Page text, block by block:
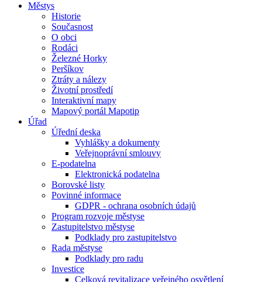
Městys
Historie
Současnost
O obci
Rodáci
Železné Horky
Peršíkov
Ztráty a nálezy
Životní prostředí
Interaktivní mapy
Mapový portál Mapotip
Úřad
Úřední deska
Vyhlášky a dokumenty
Veřejnoprávní smlouvy
E-podatelna
Elektronická podatelna
Borovské listy
Povinné informace
GDPR - ochrana osobních údajů
Program rozvoje městyse
Zastupitelstvo městyse
Podklady pro zastupitelstvo
Rada městyse
Podklady pro radu
Investice
Celková revitalizace veřejného osvětlení